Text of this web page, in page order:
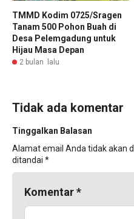
TMMD Kodim 0725/Sragen
Tanam 500 Pohon Buah di
Desa Pelemgadung untuk
Hijau Masa Depan
2 bulan lalu
Tidak ada komentar
Tinggalkan Balasan
Alamat email Anda tidak akan
ditandai *
Komentar*